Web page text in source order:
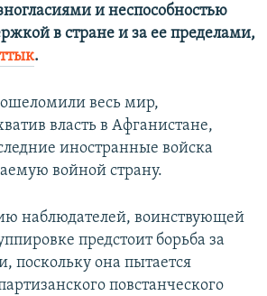
и неспособностью
в стране и за ее пределами,
.
ошеломили весь мир,
власть в Афганистане,
иностранные войска
войной страну.
наблюдателей, воинствующей
предстоит борьба за
поскольку она пытается
повстанческого